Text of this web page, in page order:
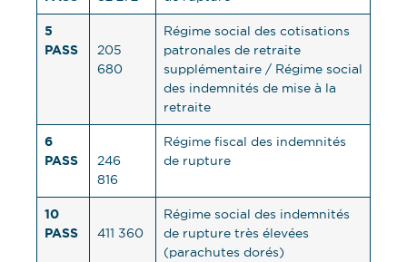
5
PASS
205
680
Régime social des cotisations
patronales de retraite
supplémentaire / Régime social
des indemnités de mise à la
retraite
6
PASS
246
816
Régime fiscal des indemnités
de rupture
10
PASS
411 360
Régime social des indemnités
de rupture très élevées
(parachutes dorés)